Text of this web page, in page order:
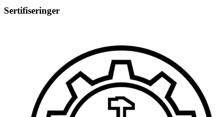
Sertifiseringer